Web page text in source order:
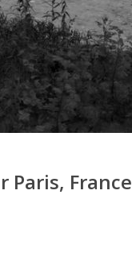
Paris, France